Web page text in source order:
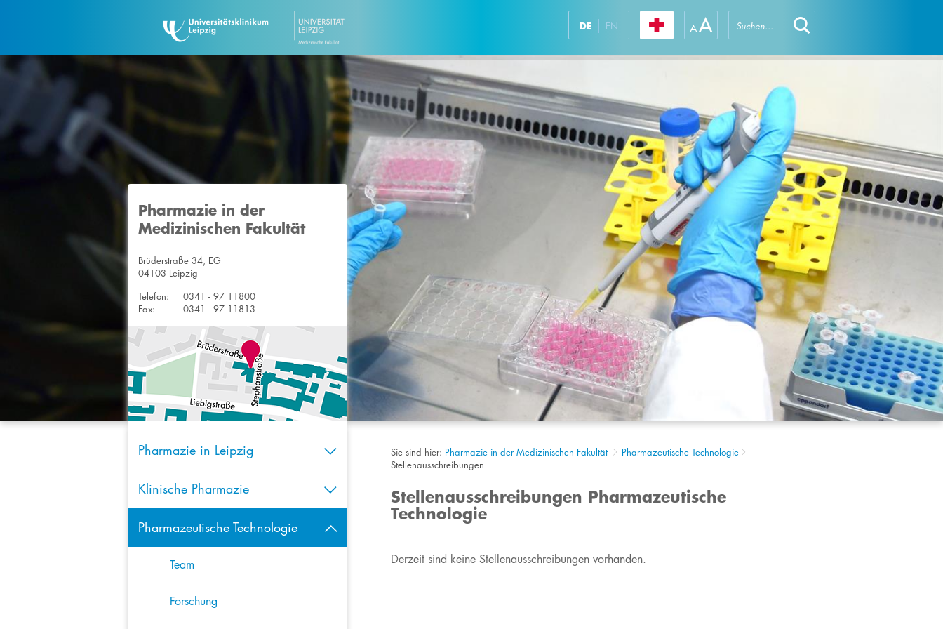
DE EN
Pharmazie in der
Medizinischen Fakultät
Brüderstraße 34, EG
04103 Leipzig
Telefon:
0341 - 97 11800
Fax:
0341 - 97 11813
Pharmazie in Leipzig
Klinische Pharmazie
Pharmazeutische Technologie
Team
Forschung
Sie sind hier: Pharmazie in der Medizinischen Fakultät
Pharmazeutische Technologie
Stellenausschreibungen
Stellenausschreibungen Pharmazeutische
Technologie
​Derzeit sind keine Stellenausschreibungen vorhanden.